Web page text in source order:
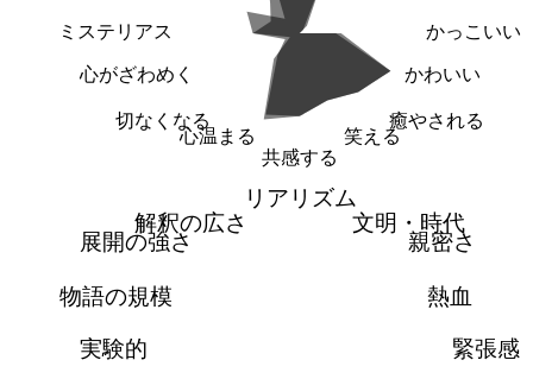
かっこいい
かわいい
癒やされる
笑える
共感する
心温まる
切なくなる
心がざわめく
ミステリアス
リアリズム
文明・時代
親密さ
熱血
緊張感
実験的
物語の規模
展開の強さ
解釈の広さ